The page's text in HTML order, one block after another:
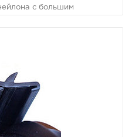
с большим
Несмотря на то, что в
"Рывковыми" тросами,
рывке даже такой
можно повредить
эксплуатации
окружающим людям.